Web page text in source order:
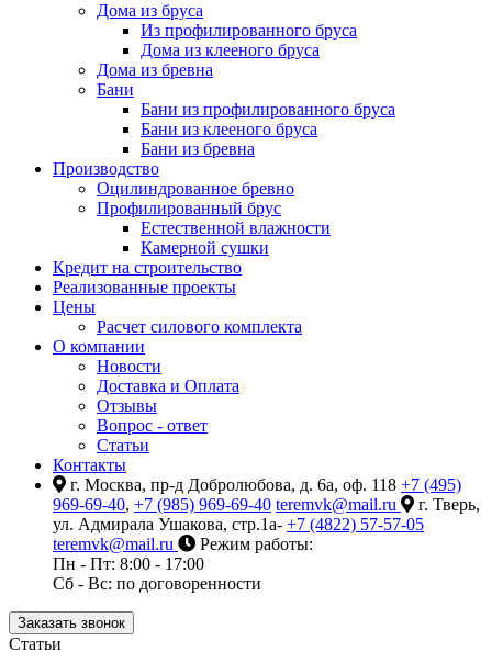
Дома из бруса
Из профилированного бруса
Дома из клееного бруса
Дома из бревна
Бани
Бани из профилированного бруса
Бани из клееного бруса
Бани из бревна
Производство
Оцилиндрованное бревно
Профилированный брус
Естественной влажности
Камерной сушки
Кредит на строительство
Реализованные проекты
Цены
Расчет силового комплекта
О компании
Новости
Доставка и Оплата
Отзывы
Вопрос - ответ
Статьи
Контакты
г. Москва, пр-д Добролюбова, д. 6а, оф. 118 +7 (495)
969-69-40, +7 (985) 969-69-40 teremvk@mail.ru
г. Тверь,
ул. Адмирала Ушакова, стр.1а- +7 (4822) 57-57-05
teremvk@mail.ru
Режим работы:
Пн - Пт: 8:00 - 17:00
Сб - Вс: по договоренности
Заказать звонок
Статьи